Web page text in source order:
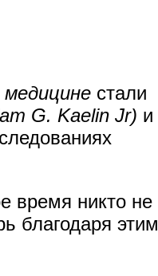
стали
G. Kaelin Jr) и
время никто не
благодаря этим